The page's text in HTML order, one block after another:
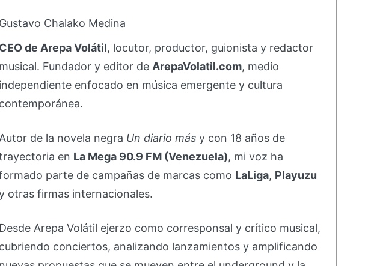
Gustavo Chalako Medina
CEO de Arepa Volátil, locutor, productor, guionista y redactor
musical. Fundador y editor de ArepaVolatil.com, medio
independiente enfocado en música emergente y cultura
contemporánea.
Autor de la novela negra Un diario másy con 18 años de
en La Mega 90.9 FM (Venezuela), mi voz ha
parte de campañas de marcas como LaLiga, Playuzu
otras firmas internacionales.
Desde Arepa Volátil ejerzo como corresponsal y crítico musical,
cubriendo conciertos, analizando lanzamientos y amplificando